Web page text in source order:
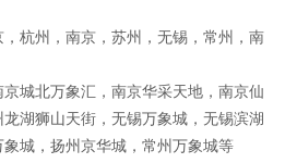
州，南京，苏州，无锡，常州，南
北万象汇，南京华采天地，南京仙
湖狮山天街，无锡万象城，无锡滨湖
城，扬州京华城，常州万象城等